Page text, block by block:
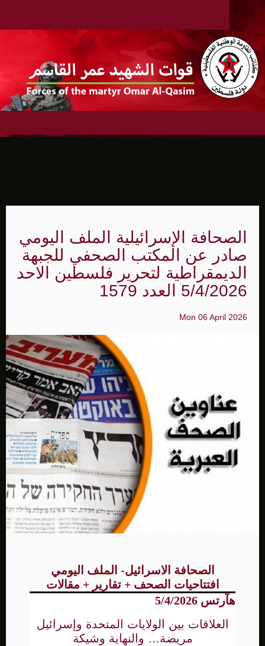
الصحافة الإسرائيلية الملف اليومي
صادر عن المكتب الصحفي للجبهة
الديمقراطية لتحرير فلسطين الاحد
5/4/2026 العدد 1579
Mon 06 April 2026
الصحافة الاسرائيل- الملف اليومي
افتتاحيات الصحف + تقارير + مقالات
هآرتس 5/4/2026
العلاقات بين الولايات المتحدة وإسرائيل
مريضة… والنهاية وشيكة